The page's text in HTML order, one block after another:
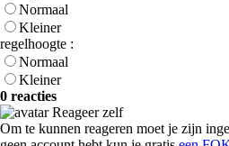
Normaal
Kleiner
regelhoogte :
Normaal
Kleiner
0 reacties
Reageer zelf
Om te kunnen reageren moet je zijn